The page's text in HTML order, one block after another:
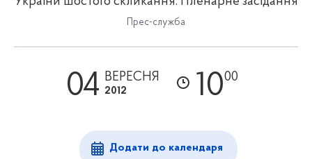
Прес-служба
04 ВЕРЕСНЯ
2012 1000
Додати до календаря